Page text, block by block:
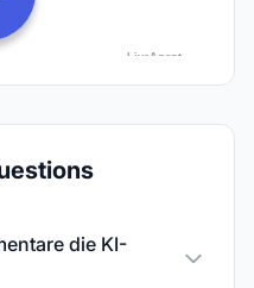
die KI-